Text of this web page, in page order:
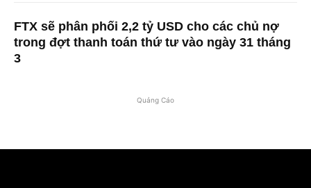
FTX sẽ phân phối 2,2 tỷ USD cho các chủ nợ
trong đợt thanh toán thứ tư vào ngày 31 tháng
3
Quảng Cáo